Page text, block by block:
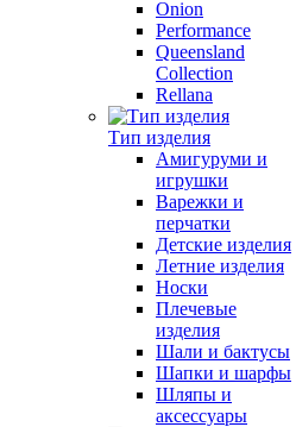
Onion
Performance
Queensland
Collection
Rellana
Тип изделия
Амигуруми и
игрушки
Варежки и
перчатки
Детские изделия
Летние изделия
Носки
Плечевые
изделия
Шали и бактусы
Шапки и шарфы
Шляпы и
аксессуары